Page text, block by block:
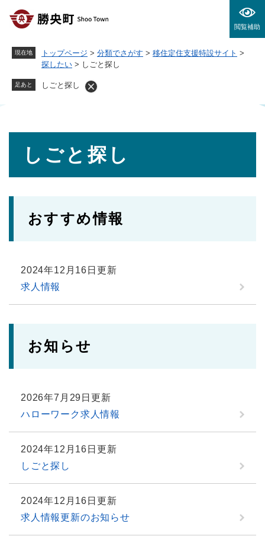
閲覧補助
現在地 トップページ > 分類でさがす > 移住定住支援特設サイト >
探したい > しごと探し
足あと しごと探し
しごと探し
おすすめ情報
2024年12月16日更新
求人情報
お知らせ
2026年7月29日更新
ハローワーク求人情報
2024年12月16日更新
しごと探し
2024年12月16日更新
求人情報更新のお知らせ